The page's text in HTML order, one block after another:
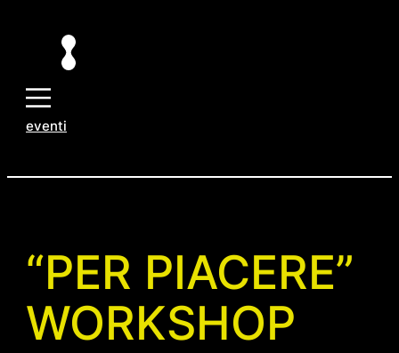
contenuto
eventi
“PER PIACERE”
WORKSHOP